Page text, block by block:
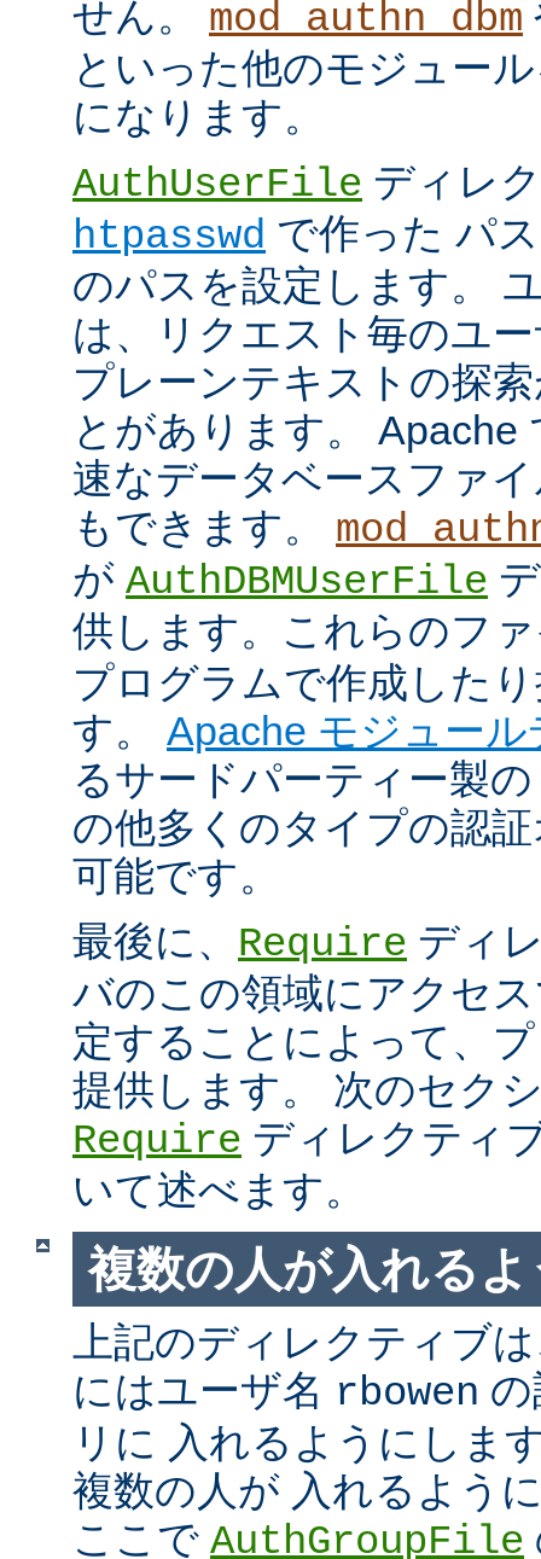
せん。 mod_authn_dbm
といった他のモジュー
になります。
AuthUserFile ディレ
htpasswd で作った パ
のパスを設定します。
は、リクエスト毎のユ
プレーンテキストの探
とがあります。 Apache
速なデータベースファ
もできます。
が AuthDBMUserFile
供します。これらのフ
プログラムで作成した
す。 Apache モジュー
るサードパーティー製
の他多くのタイプの認
可能です。
最後に、 Require ディ
バのこの領域にアクセ
定することによって、
提供します。 次のセク
Require ディレクティ
いて述べます。
複数の人が入れる
上記のディレクティブ
にはユーザ名 rbowen
リに 入れるようにしま
複数の人が 入れるよう
ここで AuthGroupFile